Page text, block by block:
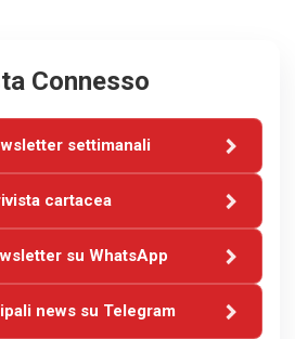
Connesso
settimanali
cartacea
su WhatsApp
news su Telegram